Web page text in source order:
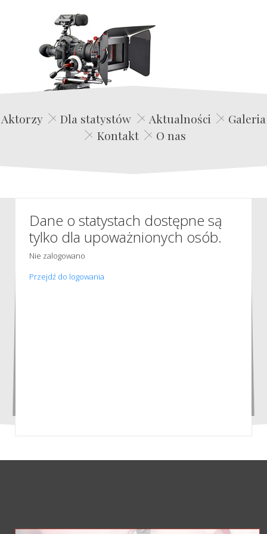
Edwin Film Agencja Aktorska
Aktorzy Dla statystów Aktualności
Galeria
Kontakt
O nas
Dane o statystach dostępne są
tylko dla upoważnionych osób.
Nie zalogowano
Przejdź do logowania